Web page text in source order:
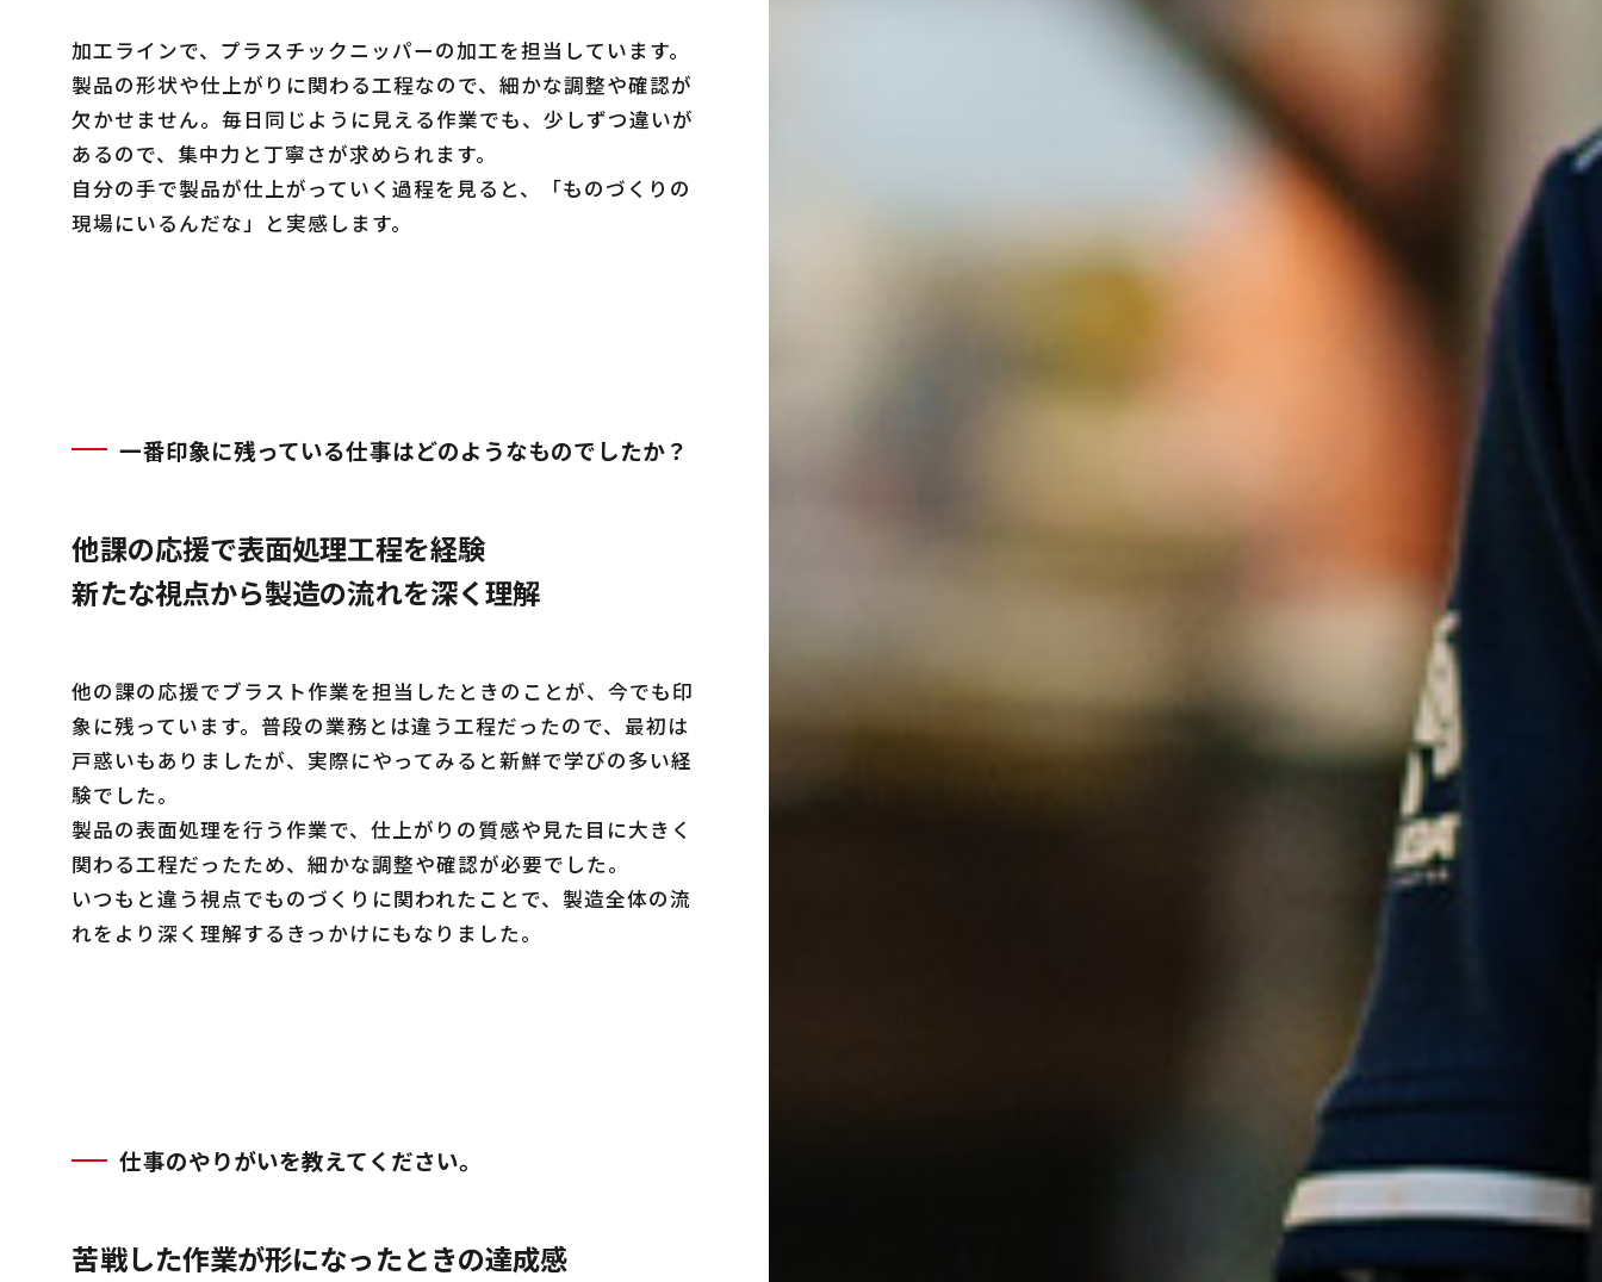
加工ラインで、プラスチックニッパーの加工を担当しています。
製品の形状や仕上がりに関わる工程なので、細かな調整や確認が
欠かせません。毎日同じように見える作業でも、少しずつ違いが
あるので、集中力と丁寧さが求められます。
自分の手で製品が仕上がっていく過程を見ると、「ものづくりの
現場にいるんだな」と実感します。
一番印象に残っている仕事はどのようなものでしたか？
他課の応援で表面処理工程を経験
新たな視点から製造の流れを深く理解
他の課の応援でブラスト作業を担当したときのことが、今でも印
象に残っています。普段の業務とは違う工程だったので、最初は
戸惑いもありましたが、実際にやってみると新鮮で学びの多い経
験でした。
製品の表面処理を行う作業で、仕上がりの質感や見た目に大きく
関わる工程だったため、細かな調整や確認が必要でした。
いつもと違う視点でものづくりに関われたことで、製造全体の流
れをより深く理解するきっかけにもなりました。
仕事のやりがいを教えてください。
苦戦した作業が形になったときの達成感